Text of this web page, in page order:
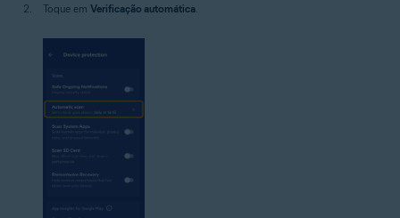
Toque em Verificação automática